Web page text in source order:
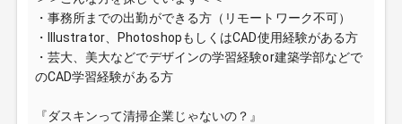
・事務所までの出勤ができる方（リモートワーク不可）
・Illustrator、PhotoshopもしくはCAD使用経験がある方
・芸大、美大などでデザインの学習経験or建築学部などで
のCAD学習経験がある方
『ダスキンって清掃企業じゃないの？』